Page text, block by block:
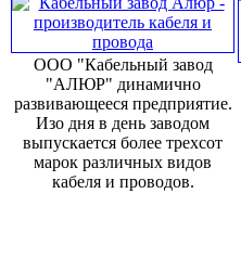
ООО "Кабельный завод
"АЛЮР" динамично
развивающееся предприятие.
Изо дня в день заводом
выпускается более трехсот
марок различных видов
кабеля и проводов.